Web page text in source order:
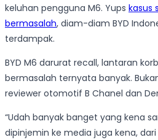
keluhan pengguna M6. Yups kasus
bermasalah, diam-diam BYD
terdampak.
BYD M6 darurat recall, lantaran
bermasalah ternyata banyak.
reviewer otomotif B Chanel dan
“Udah banyak banget yang kena
dipinjemin ke media juga kena,